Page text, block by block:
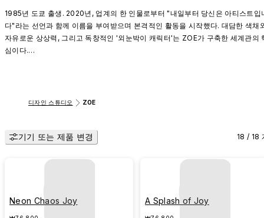
1985년 도쿄 출생. 2020년, 업계의 한 인물로부터 "내일부터 당신은 아티스트입
다"라는 선언과 함께 이름을 부여받으며 본격적인 활동을 시작했다. 대담한 색채
자유로운 상상력, 그리고 독창적인 '외눈박이 캐릭터'는 ZOE가 구축한 세계관의
심이다.
만 그들은 결코 침묵하지 않습니다. 나의 작품 속에서 그들은 팝아트적이고 혁명
항의 기록입니다.”
디자인 스튜디오 ZOE
기기 또는 제품 변경 18 / 18
Neon Chaos Joy A Splash of Joy